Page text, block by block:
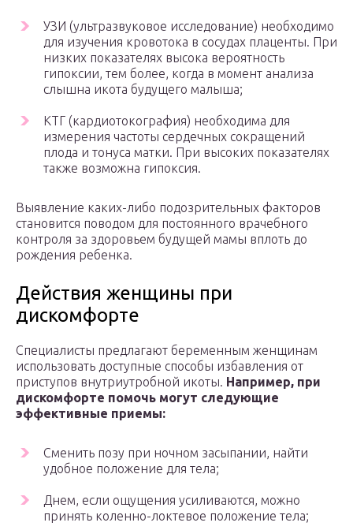
УЗИ (ультразвуковое исследование) необходимо
для изучения кровотока в сосудах плаценты. При
низких показателях высока вероятность
гипоксии, тем более, когда в момент анализа
слышна икота будущего малыша;
КТГ (кардиотокография) необходима для
измерения частоты сердечных сокращений
плода и тонуса матки. При высоких показателях
также возможна гипоксия.
Выявление каких-либо подозрительных факторов
становится поводом для постоянного врачебного
контроля за здоровьем будущей мамы вплоть до
рождения ребенка.
Действия женщины при
дискомфорте
Специалисты предлагают беременным женщинам
использовать доступные способы избавления от
приступов внутриутробной икоты. Например, при
дискомфорте помочь могут следующие
эффективные приемы:
Сменить позу при ночном засыпании, найти
удобное положение для тела;
Днем, если ощущения усиливаются, можно
принять коленно-локтевое положение тела;